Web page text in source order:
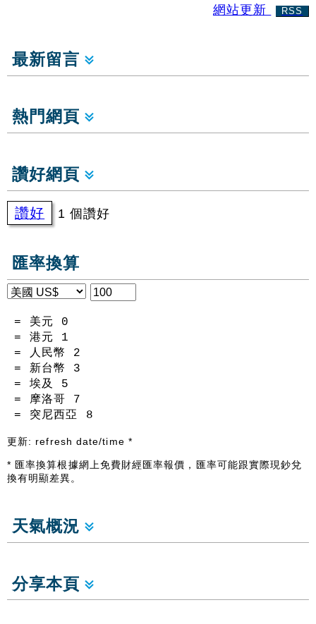
網站更新 RSS
最新留言
熱門網頁
讚好網頁
讚好 1 個讚好
匯率換算
= 美元 0
= 港元 1
= 人民幣 2
= 新台幣 3
= 埃及 5
= 摩洛哥 7
= 突尼西亞 8
更新: refresh date/time *
* 匯率換算根據網上免費財經匯率報價，匯率可能跟實際現鈔兌
換有明顯差異。
天氣概況
分享本頁